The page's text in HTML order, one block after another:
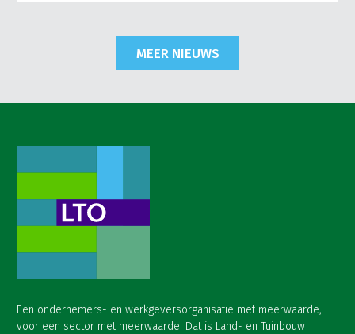
MEER NIEUWS
Een ondernemers- en werkgeversorganisatie met meerwaarde,
voor een sector met meerwaarde. Dat is Land- en Tuinbouw